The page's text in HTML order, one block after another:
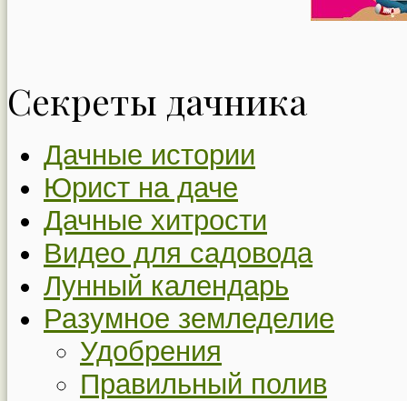
Секреты дачника
Дачные истории
Юрист на даче
Дачные хитрости
Видео для садовода
Лунный календарь
Разумное земледелие
Удобрения
Правильный полив